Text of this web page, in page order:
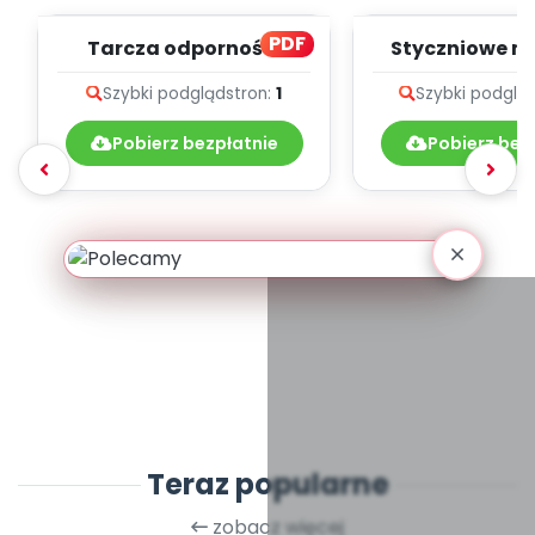
PDF
Tarcza odporności
Szybki podglądstron: 1
Pobierz bezpłatnie
Styczniowe
Szybki
Pobierz
Teraz popularne
zobacz więcej